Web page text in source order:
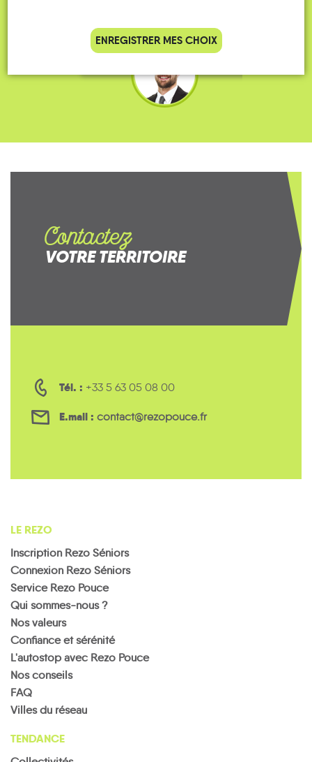
Contactez
VOTRE TERRITOIRE
Tél. : +33 5 63 05 08 00
E.mail : contact@rezopouce.fr
LE REZO
Inscription Rezo Séniors
Connexion Rezo Séniors
Service Rezo Pouce
Qui sommes-nous ?
Nos valeurs
Confiance et sérénité
L'autostop avec Rezo Pouce
Nos conseils
FAQ
Villes du réseau
TENDANCE
ENREGISTRER MES CHOIX